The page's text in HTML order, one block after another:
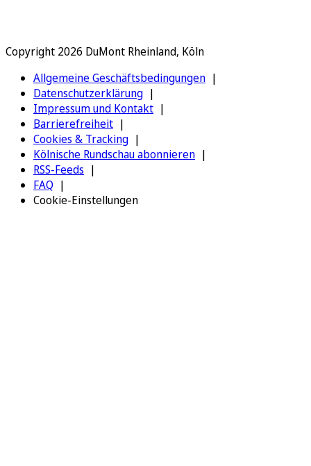
Copyright 2026 DuMont Rheinland, Köln
Allgemeine Geschäftsbedingungen
Datenschutzerklärung
Impressum und Kontakt
Barrierefreiheit
Cookies & Tracking
Kölnische Rundschau abonnieren
RSS-Feeds
FAQ
Cookie-Einstellungen